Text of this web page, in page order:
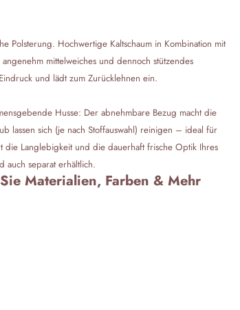
Polsterung. Hochwertige Kaltschaum in Kombination mit
mittelweiches und dennoch stützendes
und lädt zum Zurücklehnen ein.
Husse: Der abnehmbare Bezug macht die
lassen sich (je nach Stoffauswahl) reinigen – ideal für
die Langlebigkeit und die dauerhaft frische Optik Ihres
auch separat erhältlich.
Materialien, Farben & Mehr